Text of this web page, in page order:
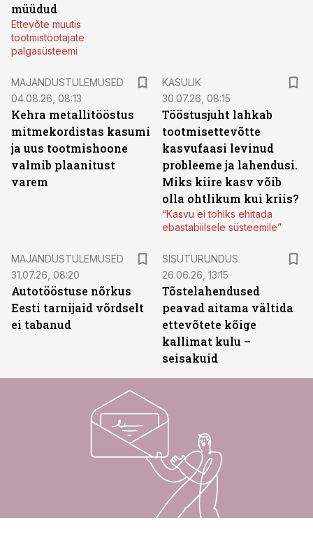
müüdud
Ettevõte muutis
tootmistöötajate
palgasüsteemi
MAJANDUSTULEMUSED
04.08.26, 08:13
Kehra metallitööstus
mitmekordistas kasumi
ja uus tootmishoone
valmib plaanitust
varem
KASULIK
30.07.26, 08:15
Tööstusjuht lahkab
tootmisettevõtte
kasvufaasi levinud
probleeme ja lahendusi.
Miks kiire kasv võib
olla ohtlikum kui kriis?
“Kasvu ei tohiks ehitada
ebastabiilsele süsteemile”
MAJANDUSTULEMUSED
31.07.26, 08:20
Autotööstuse nõrkus
Eesti tarnijaid võrdselt
ei tabanud
SISUTURUNDUS
26.06.26, 13:15
Tõstelahendused
peavad aitama vältida
ettevõtete kõige
kallimat kulu –
seisakuid